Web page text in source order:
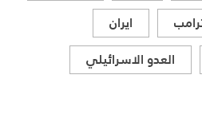
ايران
العدو الاسرائيلي